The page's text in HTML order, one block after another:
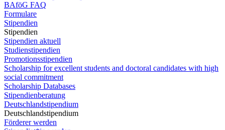
BAföG FAQ
Formulare
Stipendien
Stipendien
Stipendien aktuell
Studienstipendien
Promotionsstipendien
Scholarship for excellent students and doctoral candidates with high
social commitment
Scholarship Databases
Stipendienberatung
Deutschlandstipendium
Deutschlandstipendium
Förderer werden